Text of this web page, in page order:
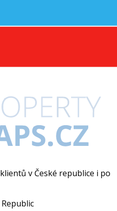
v České republice i po